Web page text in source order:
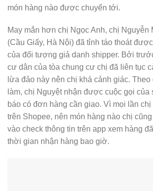
món hàng nào được chuyển tới.
May mắn hơn chị Ngọc Anh, chị Nguyễn
(Cầu Giấy, Hà Nội) đã tỉnh táo thoát
của đối tượng giả danh shipper. Bởi
cư dân của tòa chung cư chị đã liên tục
lừa đảo này nên chị khá cảnh giác. Theo
làm, chị Nguyệt nhận được cuộc gọi của
báo có đơn hàng cần giao. Vì mọi lần chị
trên Shopee, nên món hàng nào chị
vào check thông tin trên app xem hàng
thời gian nhận hàng bao giờ.